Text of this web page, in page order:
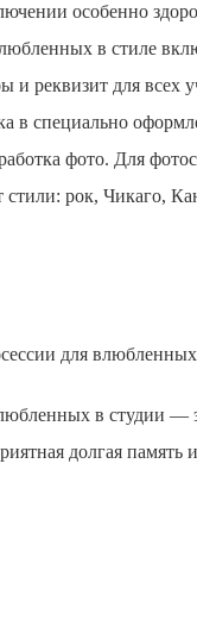
особенно
в стиле
и реквизит для всех
в специально
фото. Для
стили: рок, Чикаго,
для влюбленных
в студии —
долгая